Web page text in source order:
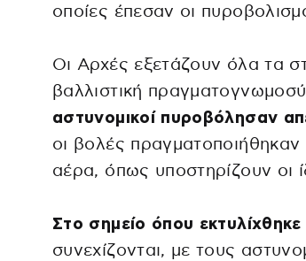
οποίες έπεσαν οι
Οι Αρχές εξετάζουν όλα τα
βαλλιστική
αστυνομικοί πυροβόλησαν
οι βολές πραγματοποιήθηκαν
αέρα, όπως υποστηρίζουν οι
Στο σημείο όπου εκτυλίχθηκε
συνεχίζονται, με τους